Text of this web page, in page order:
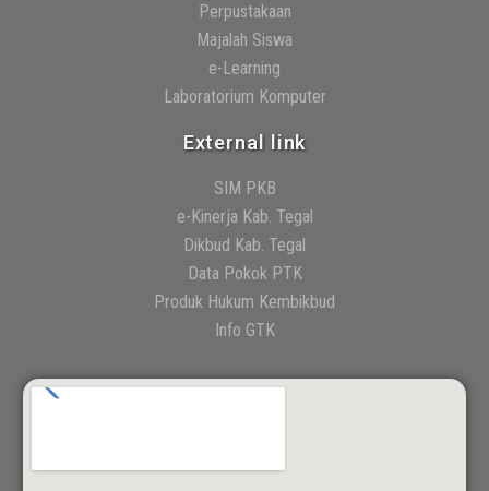
Perpustakaan
Majalah Siswa
e-Learning
Laboratorium Komputer
External link
SIM PKB
e-Kinerja Kab. Tegal
Dikbud Kab. Tegal
Data Pokok PTK
Produk Hukum Kembikbud
Info GTK